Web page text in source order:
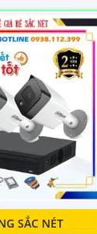
SẮC NÉT